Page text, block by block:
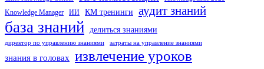
Knowledge Manager ИИ КМ тренинги аудит знаний
база знаний делиться знаниями
директор по управлению знаниями затраты на управление знаниями
знания в головах извлечение уроков